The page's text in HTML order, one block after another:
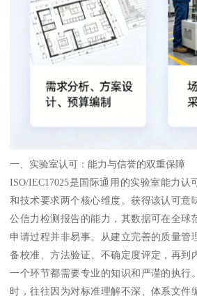
一、实验室认可：能力与信誉的双重保障
ISO/IEC17025是国际通用的实验室能力
和技术要求两个核心维度。获得该认可意
公信力检测报告的能力，其数据可在全球
申请过程并非易事。从建立完善的质量管
备校准、方法验证、不确定度评定，再到
一个环节都需要专业的知识和严谨的执行
时，往往因为对标准理解不深、体系文件